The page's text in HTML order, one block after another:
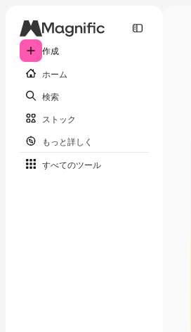
作成
ホーム
検索
ストック
もっと詳しく
すべてのツール